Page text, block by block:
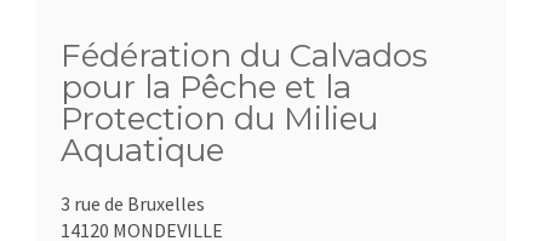
Fédération du Calvados
pour la Pêche et la
Protection du Milieu
Aquatique
3 rue de Bruxelles
14120 MONDEVILLE